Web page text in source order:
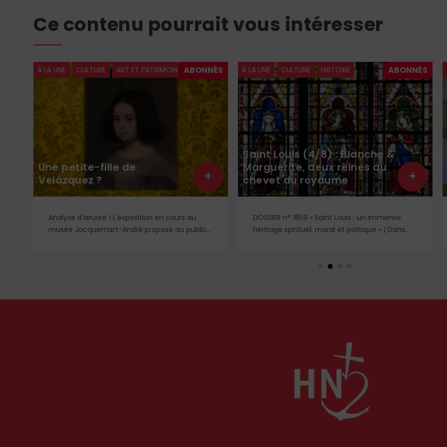
Ce contenu pourrait vous intéresser
À LA UNE CULTURE ART ET PATRIMOINE
Une petite-fille de
Velázquez ?
Analyse d’œuvre | L'exposition en cours au
musée Jacquemart-André propose au public
+
À LA UNE CULTURE HISTOIRE
Saint Louis (4/8) : Blanche &
Marguerite, deux reines au
chevet du royaume
DOSSIER n° 1859 « Saint Louis : un immense
héritage spirituel, moral et politique » | Dans
Castille, mère dévouée et reine de fer, et
respectives, se lit l'équilibre singulier d'une
+